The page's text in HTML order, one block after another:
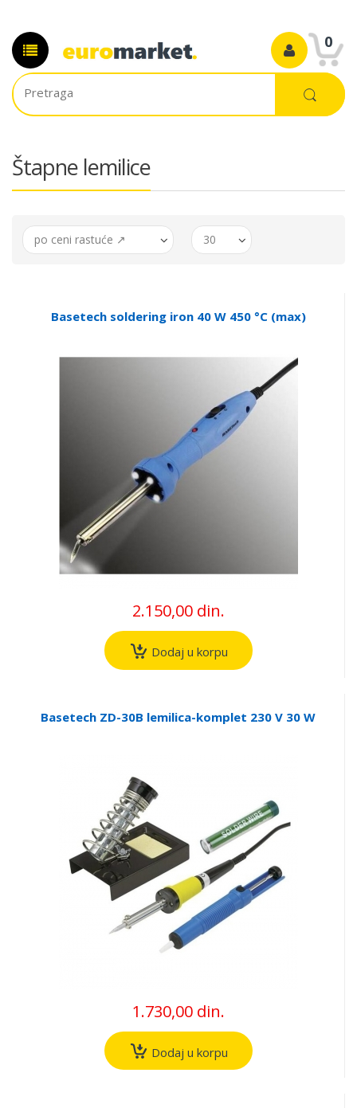
0
Štapne lemilice
po ceni rastuće ↗ 30
Basetech soldering iron 40 W 450 °C (max)
2.150,00 din.
Dodaj u korpu
Basetech ZD-30B lemilica-komplet 230 V 30 W
1.730,00 din.
Dodaj u korpu